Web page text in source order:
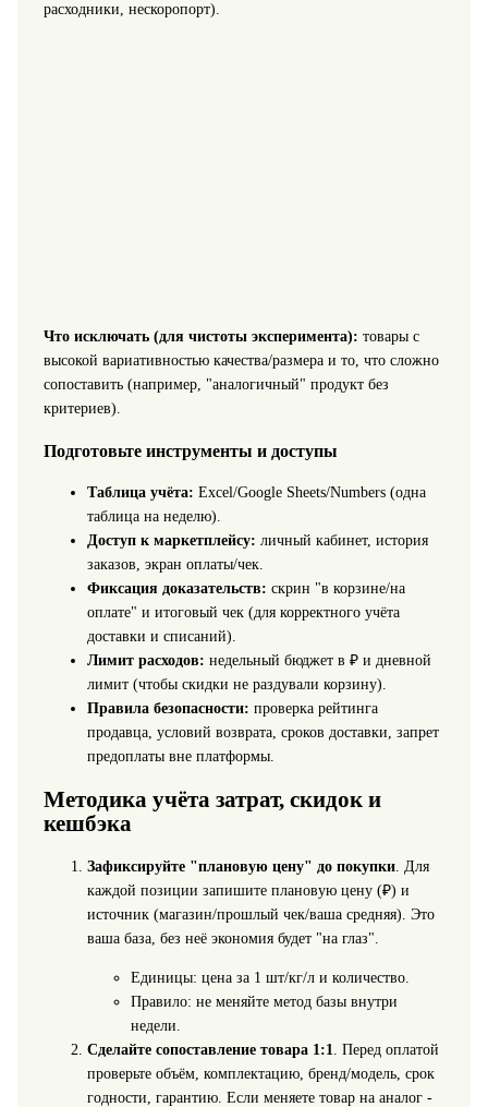
расходники, нескоропорт).
Что исключать (для чистоты эксперимента): товары с
высокой вариативностью качества/размера и то, что сложно
сопоставить (например, "аналогичный" продукт без
критериев).
Подготовьте инструменты и доступы
Таблица учёта: Excel/Google Sheets/Numbers (одна
таблица на неделю).
Доступ к маркетплейсу: личный кабинет, история
заказов, экран оплаты/чек.
Фиксация доказательств: скрин "в корзине/на
оплате" и итоговый чек (для корректного учёта
доставки и списаний).
Лимит расходов: недельный бюджет в ₽ и дневной
лимит (чтобы скидки не раздували корзину).
Правила безопасности: проверка рейтинга
продавца, условий возврата, сроков доставки, запрет
предоплаты вне платформы.
Методика учёта затрат, скидок и
кешбэка
Зафиксируйте "плановую цену" до покупки. Для
каждой позиции запишите плановую цену (₽) и
источник (магазин/прошлый чек/ваша средняя). Это
ваша база, без неё экономия будет "на глаз".
Единицы: цена за 1 шт/кг/л и количество.
Правило: не меняйте метод базы внутри
недели.
Сделайте сопоставление товара 1:1
. Перед оплатой
проверьте объём, комплектацию, бренд/модель, срок
годности, гарантию. Если меняете товар на аналог -